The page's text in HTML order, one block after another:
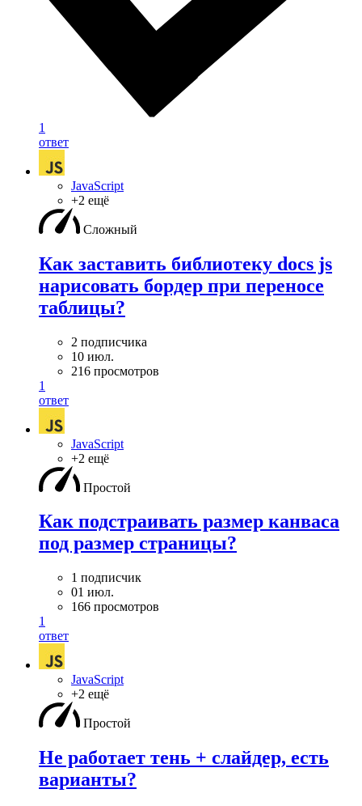
1
ответ
JavaScript
+2 ещё
Сложный
Как заставить библиотеку docs js
нарисовать бордер при переносе
таблицы?
2 подписчика
10 июл.
216 просмотров
1
ответ
JavaScript
+2 ещё
Простой
Как подстраивать размер канваса
под размер страницы?
1 подписчик
01 июл.
166 просмотров
1
ответ
JavaScript
+2 ещё
Простой
Не работает тень + слайдер, есть
варианты?